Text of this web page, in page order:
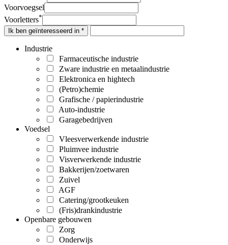
Voorvoegsel
Voorletters*
Ik ben geïnteresseerd in *
Industrie
Farmaceutische industrie
Zware industrie en metaalindustrie
Elektronica en hightech
(Petro)chemie
Grafische / papierindustrie
Auto-industrie
Garagebedrijven
Voedsel
Vleesverwerkende industrie
Pluimvee industrie
Visverwerkende industrie
Bakkerijen/zoetwaren
Zuivel
AGF
Catering/grootkeuken
(Fris)drankindustrie
Openbare gebouwen
Zorg
Onderwijs